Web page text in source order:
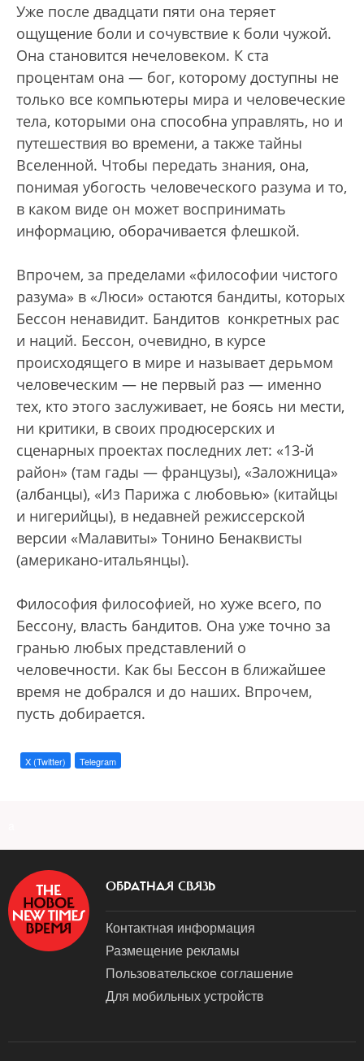
Уже после двадцати пяти она теряет
ощущение боли и сочувствие к боли чужой.
Она становится нечеловеком. К ста
процентам она — бог, которому доступны не
только все компьютеры мира и человеческие
тела, которыми она способна управлять, но и
путешествия во времени, а также тайны
Вселенной. Чтобы передать знания, она,
понимая убогость человеческого разума и то,
в каком виде он может воспринимать
информацию, оборачивается флешкой.
Впрочем, за пределами «философии чистого
разума» в «Люси» остаются бандиты, которых
Бессон ненавидит. Бандитов конкретных рас
и наций. Бессон, очевидно, в курсе
происходящего в мире и называет дерьмом
человеческим — не первый раз — именно
тех, кто этого заслуживает, не боясь ни мести,
ни критики, в своих продюсерских и
сценарных проектах последних лет: «13-й
район» (там гады — французы), «Заложница»
(албанцы), «Из Парижа с любовью» (китайцы
и нигерийцы), в недавней режиссерской
версии «Малавиты» Тонино Бенаквисты
(американо-итальянцы).
Философия философией, но хуже всего, по
Бессону, власть бандитов. Она уже точно за
гранью любых представлений о
человечности. Как бы Бессон в ближайшее
время не добрался и до наших. Впрочем,
пусть добирается.
X (Twitter) Telegram
ОБРАТНАЯ СВЯЗЬ
Контактная информация
Размещение рекламы
Пользовательское соглашение
Для мобильных устройств